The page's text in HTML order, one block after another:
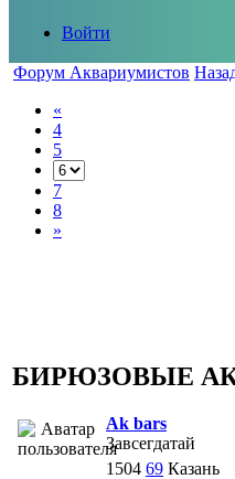
Войти
Форум Аквариумистов
«
4
5
7
8
»
БИРЮЗОВЫЕ
Ak bars
Завсегдатай
1504 69 Казань